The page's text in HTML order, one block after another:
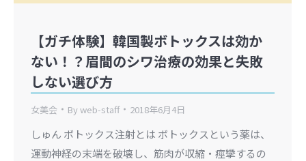
【ガチ体験】韓国製ボトックスは効か
ない！？眉間のシワ治療の効果と失敗
しない選び方
女美会 Byweb-staff 2018年6月4日
しゅん ボトックス注射とは ボトックスという薬は、
運動神経の末端を破壊し、筋肉が収縮・痙攣するの